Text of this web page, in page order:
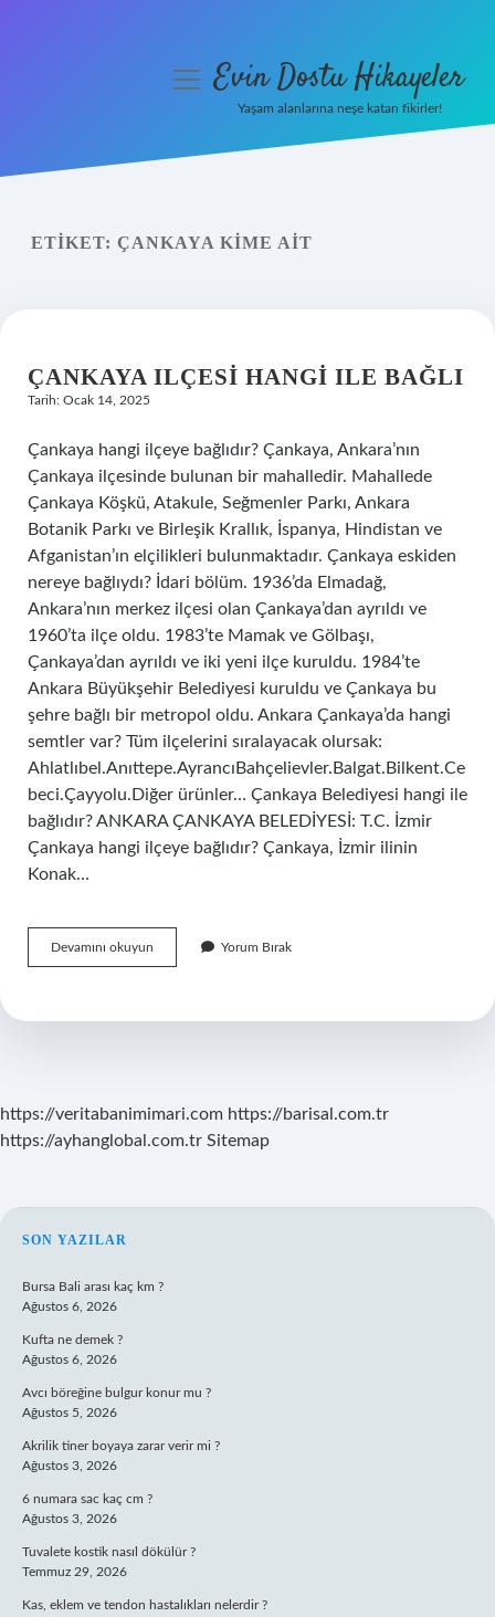
Yasal Uyarı
menüyüEvin Dostu Hikayeler
Yaşam alanlarına neşe katan fikirler!
ETIKET: ÇANKAYA KIME AIT
ÇANKAYA ILÇESI HANGI ILE BAĞLI
Tarih: Ocak 14, 2025
Çankaya hangi ilçeye bağlıdır? Çankaya, Ankara’nın
Çankaya ilçesinde bulunan bir mahalledir. Mahallede
Çankaya Köşkü, Atakule, Seğmenler Parkı, Ankara
Botanik Parkı ve Birleşik Krallık, İspanya, Hindistan ve
Afganistan’ın elçilikleri bulunmaktadır. Çankaya eskiden
nereye bağlıydı? İdari bölüm. 1936’da Elmadağ,
Ankara’nın merkez ilçesi olan Çankaya’dan ayrıldı ve
1960’ta ilçe oldu. 1983’te Mamak ve Gölbaşı,
Çankaya’dan ayrıldı ve iki yeni ilçe kuruldu. 1984’te
Ankara Büyükşehir Belediyesi kuruldu ve Çankaya bu
şehre bağlı bir metropol oldu. Ankara Çankaya’da hangi
semtler var? Tüm ilçelerini sıralayacak olursak:
Ahlatlıbel.Anıttepe.AyrancıBahçelievler.Balgat.Bilkent.Ce
beci.Çayyolu.Diğer ürünler… Çankaya Belediyesi hangi ile
bağlıdır? ANKARA ÇANKAYA BELEDİYESİ: T.C. İzmir
Çankaya hangi ilçeye bağlıdır? Çankaya, İzmir ilinin
Konak…
Devamını okuyun Çankaya
Ilçesi
Bağlı
Yorum Bırak
https://veritabanimimari.com https://barisal.com.tr
https://ayhanglobal.com.tr Sitemap
SIDEBAR
SON YAZILAR
Bursa Bali arası kaç km ?
Ağustos 6, 2026
Kufta ne demek ?
Ağustos 6, 2026
Avcı böreğine bulgur konur mu ?
Ağustos 5, 2026
Akrilik tiner boyaya zarar verir mi ?
Ağustos 3, 2026
6 numara sac kaç cm ?
Ağustos 3, 2026
Tuvalete kostik nasıl dökülür ?
Temmuz 29, 2026
Kas, eklem ve tendon hastalıkları nelerdir ?